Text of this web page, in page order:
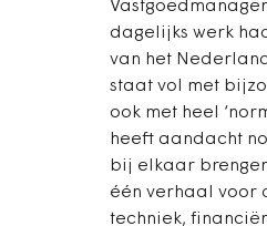
dagelijks werk
van het
staat vol met
ook met heel
heeft aandacht
bij elkaar
één verhaal voor
techniek,